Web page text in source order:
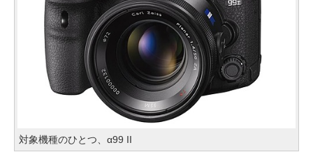
対象機種のひとつ、α99 II